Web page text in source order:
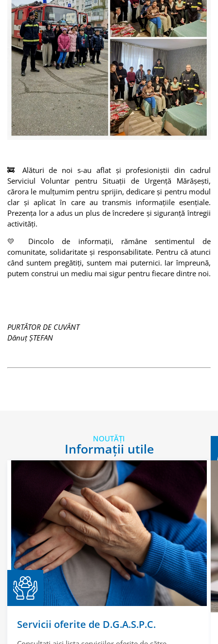
🚒 Alături de noi s-au aflat și profesioniștii din cadrul
Serviciul Voluntar pentru Situații de Urgență Mărășești,
cărora le mulțumim pentru sprijin, dedicare și pentru modul
clar și aplicat în care au transmis informațiile esențiale.
Prezența lor a adus un plus de încredere și siguranță întregii
activități.
💛 Dincolo de informații, rămâne sentimentul de
comunitate, solidaritate și responsabilitate. Pentru că atunci
când suntem pregătiți, suntem mai puternici. Iar împreună,
putem construi un mediu mai sigur pentru fiecare dintre noi.
PURTĂTOR DE CUVÂNT
Dănuț ȘTEFAN
NOUTĂȚI
Informații utile
Servicii oferite de D.G.A.S.P.C.